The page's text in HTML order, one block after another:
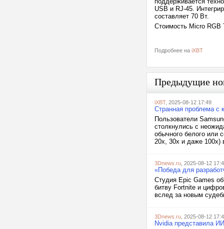
USB и RJ-45.
составляет 70 Вт.
Стоимость Micro
Подробнее на iXBT
Предыдущие
iXBT, 2025-08-12 17:49
Странная проблема с
Пользователи
столкнулись с
обычного белого или
20x, 30x и даже 100x)
3Dnews.ru , 2025-08-12
«Победа для
Студия Epic Games
битву Fortnite и
вслед за новым
3Dnews.ru , 2025-08-12
Nvidia представила